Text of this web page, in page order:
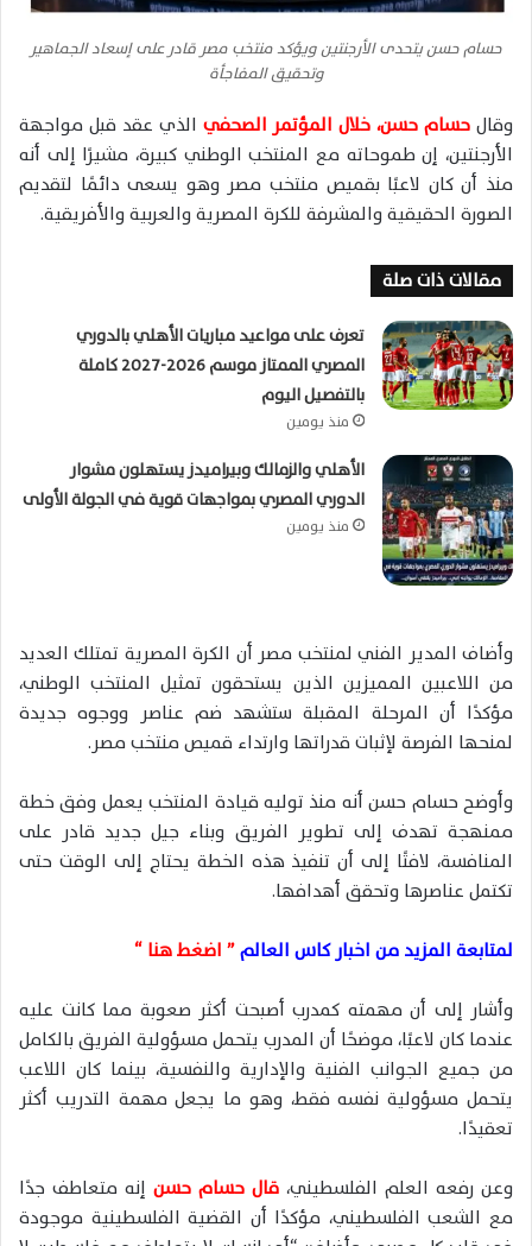
حسام حسن يتحدى الأرجنتين ويؤكد منتخب مصر قادر على إسعاد الجماهير
وتحقيق المفاجأة
وقالحسام حسن، خلال المؤتمر الصحفي الذي عقد قبل مواجهة
الأرجنتين، إن طموحاته مع المنتخب الوطني كبيرة، مشيرًا إلى أنه
منذ أن كان لاعبًا بقميص منتخب مصر وهو يسعى دائمًا لتقديم
الصورة الحقيقية والمشرفة للكرة المصرية والعربية والأفريقية.
مقالات ذات صلة
تعرف على مواعيد مباريات الأهلي بالدوري
المصري الممتاز موسم 2026-2027 كاملة
بالتفصيل اليوم
منذ يومين
الأهلي والزمالك وبيراميدز يستهلون مشوار
الدوري المصري بمواجهات قوية في الجولة الأولى
منذ يومين
وأضاف المدير الفني لمنتخب مصر أن الكرة المصرية تمتلك العديد
من اللاعبين المميزين الذين يستحقون تمثيل المنتخب الوطني،
مؤكدًا أن المرحلة المقبلة ستشهد ضم عناصر ووجوه جديدة
لمنحها الفرصة لإثبات قدراتها وارتداء قميص منتخب مصر.
وأوضح حسام حسن أنه منذ توليه قيادة المنتخب يعمل وفق خطة
ممنهجة تهدف إلى تطوير الفريق وبناء جيل جديد قادر على
المنافسة، لافتًا إلى أن تنفيذ هذه الخطة يحتاج إلى الوقت حتى
تكتمل عناصرها وتحقق أهدافها.
لمتابعة المزيد من اخبار كاس العالم” اضغط هنا “
وأشار إلى أن مهمته كمدرب أصبحت أكثر صعوبة مما كانت عليه
عندما كان لاعبًا، موضحًا أن المدرب يتحمل مسؤولية الفريق بالكامل
من جميع الجوانب الفنية والإدارية والنفسية، بينما كان اللاعب
يتحمل مسؤولية نفسه فقط، وهو ما يجعل مهمة التدريب أكثر
تعقيدًا.
وعن رفعه العلم الفلسطيني، قال حسام حسن إنه متعاطف جدًا
مع الشعب الفلسطيني، مؤكدًا أن القضية الفلسطينية موجودة